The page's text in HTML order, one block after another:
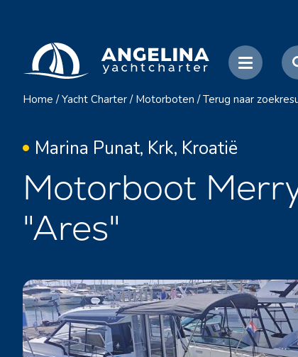
Home / Yacht Charter / Motorboten / Terug naar
Marina Punat, Krk, Kroatië
Motorboot
"Ares"